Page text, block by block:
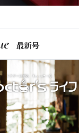
最新号